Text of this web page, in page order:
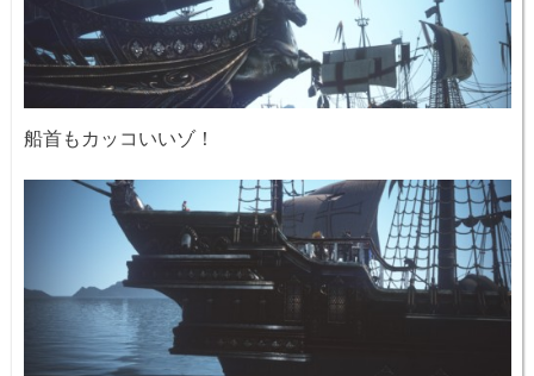
船首もカッコいいゾ！